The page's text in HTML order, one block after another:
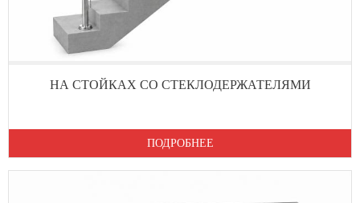
НА СТОЙКАХ СО СТЕКЛОДЕРЖАТЕЛЯМИ
ПОДРОБНЕЕ